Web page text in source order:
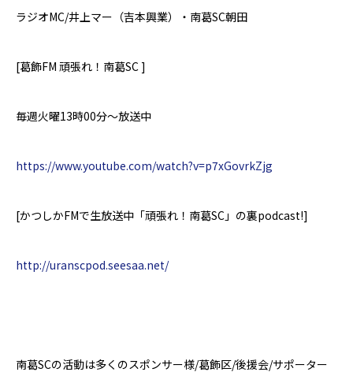
ラジオMC/井上マー（吉本興業）・南葛SC朝田
[葛飾FM 頑張れ！南葛SC ]
毎週火曜13時00分～放送中
https://www.youtube.com/watch?v=p7xGovrkZjg
[かつしかFMで生放送中「頑張れ！南葛SC 」の裏podcast!]
http://uranscpod.seesaa.net/
南葛SCの活動は多くのスポンサー様/葛飾区/後援会/サポーター